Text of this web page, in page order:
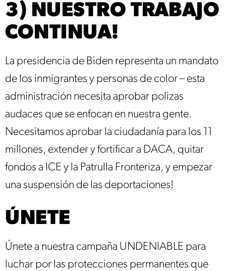
3) NUESTRO TRABAJO
CONTINUA!
La presidencia de Biden representa un mandato
de los inmigrantes y personas de color – esta
administración necesita aprobar polizas
audaces que se enfocan en nuestra gente.
Necesitamos aprobar la ciudadanía para los 11
millones, extender y fortificar a DACA, quitar
fondos a ICE y la Patrulla Fronteriza, y empezar
una suspensión de las deportaciones!
ÚNETE
Únete a nuestra campaña UNDENIABLE para
luchar por las protecciones permanentes que